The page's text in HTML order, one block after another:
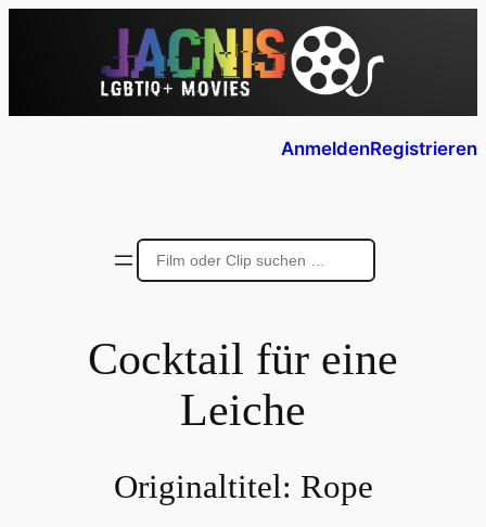
AnmeldenRegistrieren
Cocktail für eine
Leiche
Originaltitel: Rope